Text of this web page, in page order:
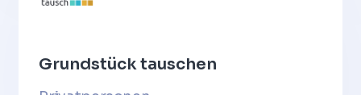
Grundstück tauschen